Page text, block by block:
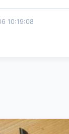
10:19:08